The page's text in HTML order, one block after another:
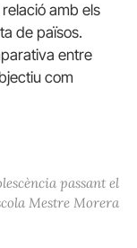
amb els
de països.
entre
com
passant el
Mestre Morera